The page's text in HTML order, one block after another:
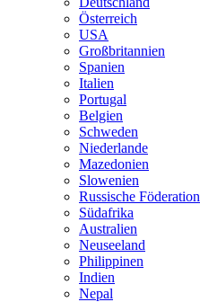
Österreich
USA
Großbritannien
Spanien
Italien
Portugal
Belgien
Schweden
Niederlande
Mazedonien
Slowenien
Russische Föderation
Südafrika
Australien
Neuseeland
Philippinen
Indien
Nepal